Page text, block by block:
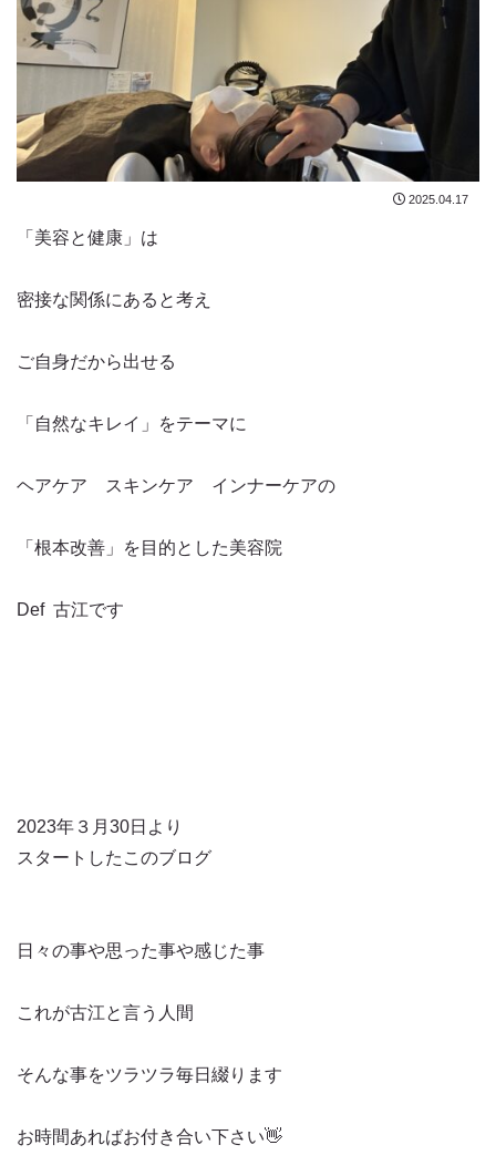
2025.04.17
「美容と健康」は
密接な関係にあると考え
ご自身だから出せる
「自然なキレイ」をテーマに
ヘアケア スキンケア インナーケアの
「根本改善」を目的とした美容院
Def 古江です
2023年３月30日より
スタートしたこのブログ
日々の事や思った事や感じた事
これが古江と言う人間
そんな事をツラツラ毎日綴ります
お時間あればお付き合い下さい👋